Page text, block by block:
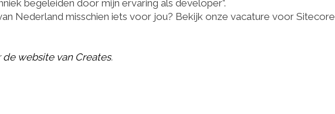
begeleiden door mijn ervaring als developer”.
Nederland misschien iets voor jou? Bekijk onze vacature voor Sitecore
de website van Creates.